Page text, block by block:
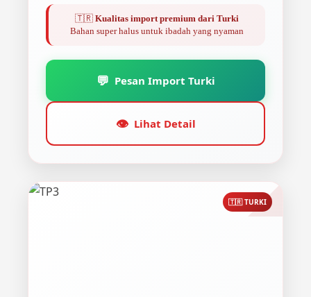
🇹🇷 Kualitas import premium dari Turki
Bahan super halus untuk ibadah yang nyaman
💬 Pesan Import Turki
👁️ Lihat Detail
🇹🇷 TURKI